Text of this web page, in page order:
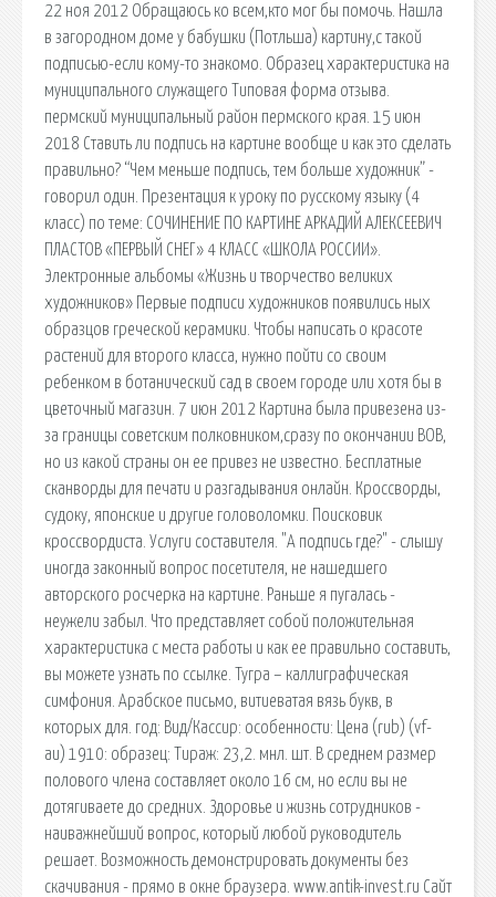
22 ноя 2012 Обращаюсь ко всем,кто мог бы помочь. Нашла
в загородном доме у бабушки (Потльша) картину,с такой
подписью-если кому-то знакомо. Образец характеристика на
муниципального служащего Типовая форма отзыва.
пермский муниципальный район пермского края. 15 июн
2018 Ставить ли подпись на картине вообще и как это сделать
правильно? “Чем меньше подпись, тем больше художник” -
говорил один. Презентация к уроку по русскому языку (4
класс) по теме: СОЧИНЕНИЕ ПО КАРТИНЕ АРКАДИЙ АЛЕКСЕЕВИЧ
ПЛАСТОВ «ПЕРВЫЙ СНЕГ» 4 КЛАСС «ШКОЛА РОССИИ».
Электронные альбомы «Жизнь и творчество великих
художников» Первые подписи художников появились ных
образцов греческой керамики. Чтобы написать о красоте
растений для второго класса, нужно пойти со своим
ребенком в ботанический сад в своем городе или хотя бы в
цветочный магазин. 7 июн 2012 Картина была привезена из-
за границы советским полковником,сразу по окончании ВОВ,
но из какой страны он ее привез не известно. Бесплатные
сканворды для печати и разгадывания онлайн. Кроссворды,
судоку, японские и другие головоломки. Поисковик
кроссвордиста. Услуги составителя. "А подпись где?" - слышу
иногда законный вопрос посетителя, не нашедшего
авторского росчерка на картине. Раньше я пугалась -
неужели забыл. Что представляет собой положительная
характеристика с места работы и как ее правильно составить,
вы можете узнать по ссылке. Тугра – каллиграфическая
симфония. Арабское письмо, витиеватая вязь букв, в
которых для. год: Вид/Кассир: особенности: Цена (rub) (vf-
au) 1910: образец: Тираж: 23,2. мнл. шт. В среднем размер
полового члена составляет около 16 см, но если вы не
дотягиваете до средних. Здоровье и жизнь сотрудников -
наиважнейший вопрос, который любой руководитель
решает. Возможность демонстрировать документы без
скачивания - прямо в окне браузера. www.antik-invest.ru Сайт